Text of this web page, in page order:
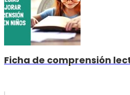
Ficha de comprensión